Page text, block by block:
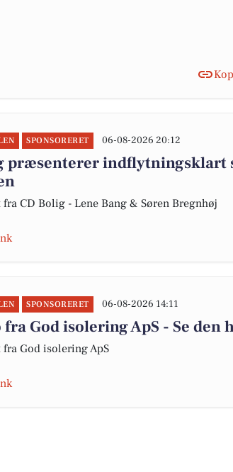
SPONSORERET 06-08-2026 20:12
præsenterer indflytningsklart
fra CD Bolig - Lene Bang & Søren Bregnhøj
SPONSORERET 06-08-2026 14:11
fra God isolering ApS - Se den
fra God isolering ApS